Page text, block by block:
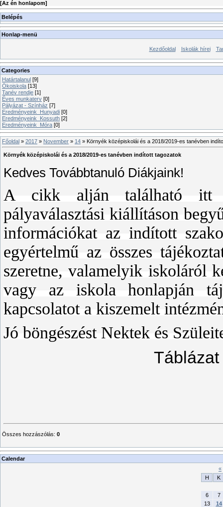
[Az én honlapom]
Belépés
Honlap-menü
Kezdőoldal Iskolák hírei
Categories
Határtalanul [9]
Ökoiskola [13]
Tanév rendje [1]
Éves munkaterv [0]
Pályázat - Színház [7]
Eredményeink_Hunyadi [0]
Eredményeink_Kossuth [2]
Eredményeink_Móra [0]
Főoldal » 2017 » November » 14 » Környék középiskolái és a 2018/2019-es tanévben
Környék középiskolái és a 2018/2019-es tanévben indított tagozatok
Kedves Továbbtanuló Diákjaink!
A cikk alján található itt
pályaválasztási kiállításon
információkat az indított
egyértelmű az összes
szeretne, valamelyik iskoláról
vagy az iskola honlapján
kapcsolatot a kiszemelt
Jó böngészést Nektek és
Összes hozzászólás: 0
Calendar
«
H
K
6
7
13
14